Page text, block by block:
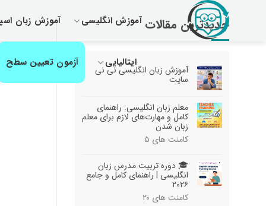
آموزش انگلیسی آموزش زبان
ایتالیایی آزمون تعیین سطح
جدیدترین مقالات
آموزش زبان انگلیسی نی نی
سایت
معلم زبان انگلیسی: راهنمای
کامل و مهارت‌های لازم برای معلم
زبان شدن
کامنت های ۵
🎓 دوره تربیت مدرس زبان
انگلیسی | راهنمای کامل و جامع
۲۰۲۶
کامنت های ۲۰